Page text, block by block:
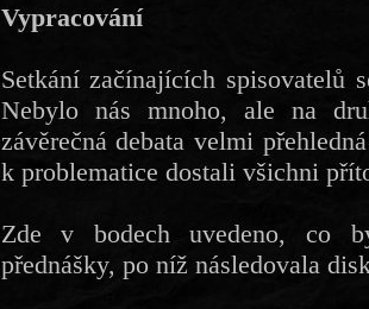
Vypracování
Setkání začínajících spisovatelů
Nebylo nás mnoho, ale na
závěrečná debata velmi
k problematice dostali všichni
Zde v bodech uvedeno, co
přednášky, po níž následovala